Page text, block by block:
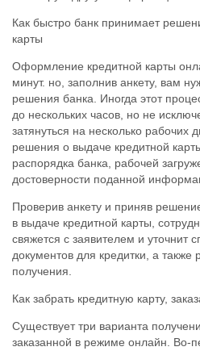
Как быстро банк принимает
карты
Оформление кредитной карты
минут. но, заполнив анкету, вам
решения банка. Иногда этот
до нескольких часов, но не
затянуться на несколько рабочих
решения о выдаче кредитной
распорядка банка, рабочей
достоверности поданной
Проверив анкету и приняв
в выдаче кредитной карты,
свяжется с заявителем и уточнит
документов для кредитки, а также
получения.
Как забрать кредитную карту,
Существует три варианта
заказанной в режиме онлайн. Во-